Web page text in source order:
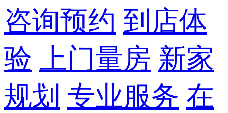
咨询预约 到店体
验 上门量房 新家
规划 专业服务 在